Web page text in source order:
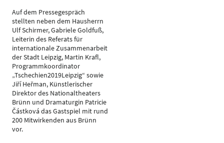
Auf dem Pressegespräch
stellten neben dem Hausherrn
Ulf Schirmer, Gabriele Goldfuß,
Leiterin des Referats für
internationale Zusammenarbeit
der Stadt Leipzig, Martin Krafl,
Programmkoordinator
„Tschechien2019Leipzig“ sowie
Jiří Heřman, Künstlerischer
Direktor des Nationaltheaters
Brünn und Dramaturgin Patricie
Částková das Gastspiel mit rund
200 Mitwirkenden aus Brünn
vor.